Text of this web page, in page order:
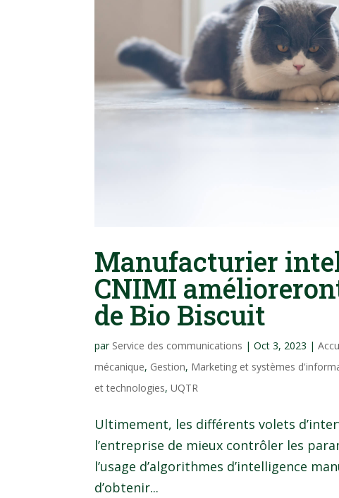
Manufacturier
CNIMI
de Bio Biscuit
par Service des communications |Oct 3, 2023 |
mécanique, Gestion, Marketing et systèmes
et technologies,UQTR
Ultimement, les différents volets
l’entreprise de mieux contrôler les
l’usage d’algorithmes d’intelligence
d’obtenir...